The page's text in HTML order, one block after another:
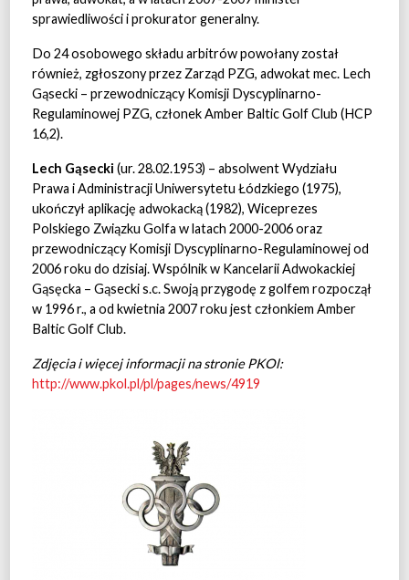
sprawiedliwości i prokurator generalny.
Do 24 osobowego składu arbitrów powołany został
również, zgłoszony przez Zarząd PZG, adwokat mec. Lech
Gąsecki – przewodniczący Komisji Dyscyplinarno-
Regulaminowej PZG, członek Amber Baltic Golf Club (HCP
16,2).
Lech Gąsecki (ur. 28.02.1953) – absolwent Wydziału
Prawa i Administracji Uniwersytetu Łódzkiego (1975),
ukończył aplikację adwokacką (1982), Wiceprezes
Polskiego Związku Golfa w latach 2000-2006 oraz
przewodniczący Komisji Dyscyplinarno-Regulaminowej od
2006 roku do dzisiaj. Wspólnik w Kancelarii Adwokackiej
Gąsęcka – Gąsecki s.c. Swoją przygodę z golfem rozpoczął
w 1996 r., a od kwietnia 2007 roku jest członkiem Amber
Baltic Golf Club.
Zdjęcia i więcej informacji na stronie PKOl:
http://www.pkol.pl/pl/pages/news/4919